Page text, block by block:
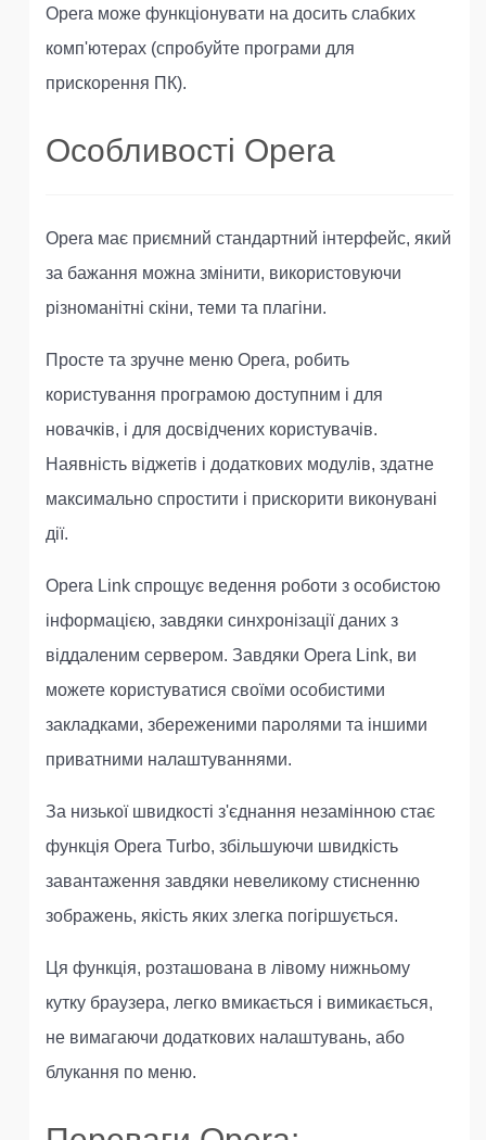
Opera може функціонувати на досить слабких
комп'ютерах (спробуйте програми для
прискорення ПК).
Особливості Opera
Opera має приємний стандартний інтерфейс, який
за бажання можна змінити, використовуючи
різноманітні скіни, теми та плагіни.
Просте та зручне меню Opera, робить
користування програмою доступним і для
новачків, і для досвідчених користувачів.
Наявність віджетів і додаткових модулів, здатне
максимально спростити і прискорити виконувані
дії.
Opera Link спрощує ведення роботи з особистою
інформацією, завдяки синхронізації даних з
віддаленим сервером. Завдяки Opera Link, ви
можете користуватися своїми особистими
закладками, збереженими паролями та іншими
приватними налаштуваннями.
За низької швидкості з'єднання незамінною стає
функція Opera Turbo, збільшуючи швидкість
завантаження завдяки невеликому стисненню
зображень, якість яких злегка погіршується.
Ця функція, розташована в лівому нижньому
кутку браузера, легко вмикається і вимикається,
не вимагаючи додаткових налаштувань, або
блукання по меню.